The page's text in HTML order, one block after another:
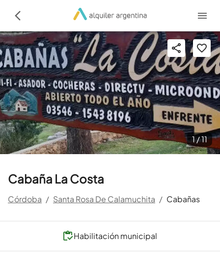
Cabaña La Costa
Córdoba / Santa Rosa De Calamuchita / Cabañas
1 /11
Habilitación municipal